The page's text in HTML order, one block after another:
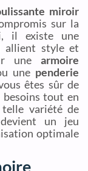
miroir
sur la
il existe une
allient style et
une armoire
une penderie
êtes sûr de
tout en
telle variété de
un jeu
optimale